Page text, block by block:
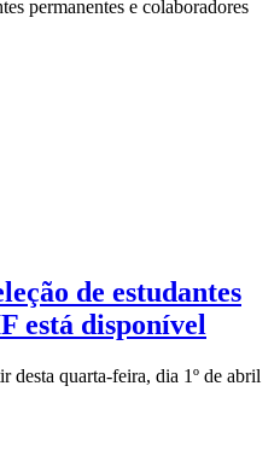
permanentes e colaboradores
de estudantes
está disponível
desta quarta-feira, dia 1º de abril